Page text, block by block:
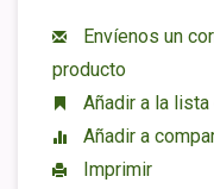
Envíenos un
producto
Añadir a la
Añadir a
Imprimir